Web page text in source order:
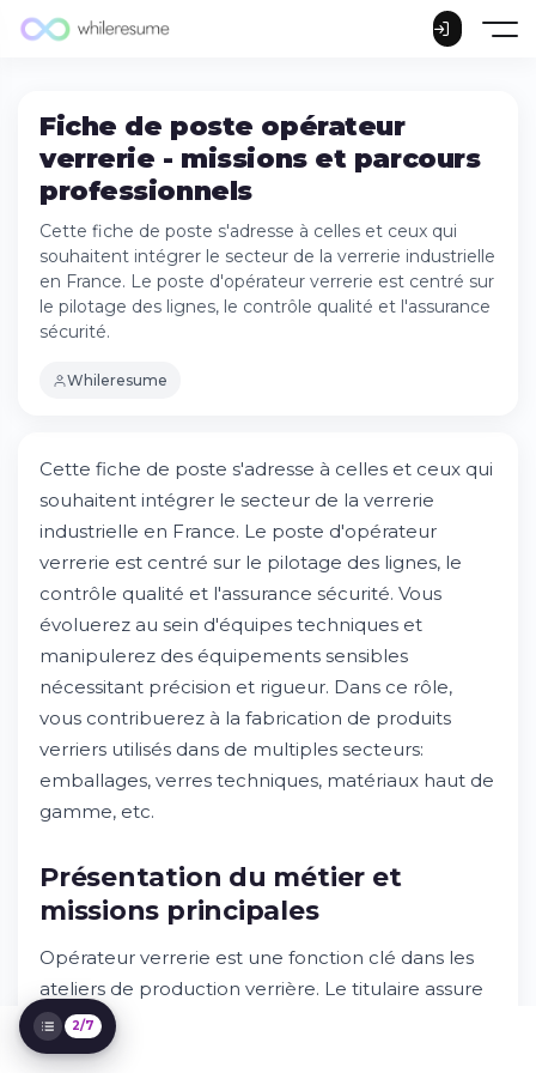
Fiche de poste opérateur
verrerie - missions et parcours
professionnels
Cette fiche de poste s'adresse à celles et ceux qui
souhaitent intégrer le secteur de la verrerie industrielle
en France. Le poste d'opérateur verrerie est centré sur
le pilotage des lignes, le contrôle qualité et l'assurance
sécurité.
Whileresume
Présentation du métier et missions
principales
Essayez Whileresume
Compétences et qualifications requises
d'évolution
Rémunération et avantages
sélection
2/7
Cette fiche de poste s'adresse à celles et ceux qui
souhaitent intégrer le secteur de la verrerie
industrielle en France. Le poste d'opérateur
verrerie est centré sur le pilotage des lignes, le
contrôle qualité et l'assurance sécurité. Vous
évoluerez au sein d'équipes techniques et
manipulerez des équipements sensibles
nécessitant précision et rigueur. Dans ce rôle,
vous contribuerez à la fabrication de produits
verriers utilisés dans de multiples secteurs:
emballages, verres techniques, matériaux haut de
gamme, etc.
Présentation du métier et
missions principales
Opérateur verrerie est une fonction clé dans les
ateliers de production verrière. Le titulaire assure
le démarrage, le pilotage et l’ajustement des
équipements de production, tout en veillant à la